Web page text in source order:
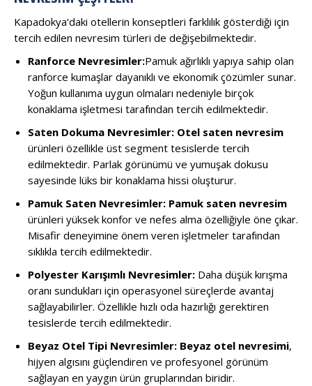
Kapadokya’daki otellerin konseptleri farklılık gösterdiği için
tercih edilen nevresim türleri de değişebilmektedir.
Ranforce Nevresimler:Pamuk ağırlıklı yapıya sahip olan
ranforce kumaşlar dayanıklı ve ekonomik çözümler sunar.
Yoğun kullanıma uygun olmaları nedeniyle birçok
konaklama işletmesi tarafından tercih edilmektedir.
Saten Dokuma Nevresimler: Otel saten nevresim
ürünleri özellikle üst segment tesislerde tercih
edilmektedir. Parlak görünümü ve yumuşak dokusu
sayesinde lüks bir konaklama hissi oluşturur.
Pamuk Saten Nevresimler: Pamuk saten nevresim
ürünleri yüksek konfor ve nefes alma özelliğiyle öne çıkar.
Misafir deneyimine önem veren işletmeler tarafından
sıklıkla tercih edilmektedir.
Polyester Karışımlı Nevresimler: Daha düşük kırışma
oranı sundukları için operasyonel süreçlerde avantaj
sağlayabilirler. Özellikle hızlı oda hazırlığı gerektiren
tesislerde tercih edilmektedir.
Beyaz Otel Tipi Nevresimler: Beyaz otel nevresimi,
hijyen algısını güçlendiren ve profesyonel görünüm
sağlayan en yaygın ürün gruplarından biridir.